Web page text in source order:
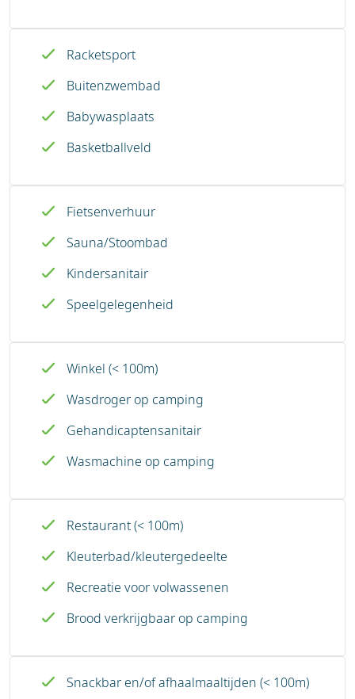
Racketsport
Buitenzwembad
Babywasplaats
Basketballveld
Fietsenverhuur
Sauna/Stoombad
Kindersanitair
Speelgelegenheid
Winkel (< 100m)
Wasdroger op camping
Gehandicaptensanitair
Wasmachine op camping
Restaurant (< 100m)
Kleuterbad/kleutergedeelte
Recreatie voor volwassenen
Brood verkrijgbaar op camping
Snackbar en/of afhaalmaaltijden (< 100m)